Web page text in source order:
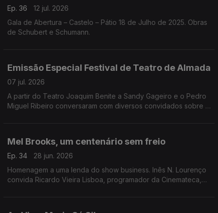
Ep. 36
12 jul. 2026
Gala de Abertura – Castelo – Pátio 18 de Julho de 2025. Obras
de Schubert e Schumann.
Emissão Especial Festival de Teatro de Almada
07 jul. 2026
A partir do Teatro Joaquim Benite a Sandy Gageiro e o Pedro
Miguel Ribeiro conversaram com diversos convidados sobre o
Mel Brooks, um centenário sem freio
Ep. 34
28 jun. 2026
Homenagem a uma lenda do show business. Inês N. Lourenço
convida Ricardo Vieira Lisboa, programador da Cinemateca,